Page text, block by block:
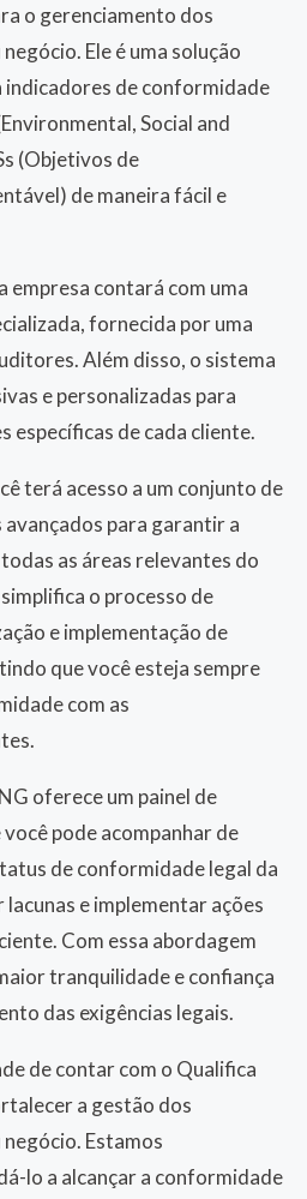
o gerenciamento dos
Ele é uma solução
de conformidade
Social and
(Objetivos de
de maneira fácil e
empresa contará com uma
fornecida por uma
Além disso, o sistema
e personalizadas para
específicas de cada cliente.
terá acesso a um conjunto de
para garantir a
as áreas relevantes do
o processo de
e implementação de
que você esteja sempre
com as
oferece um painel de
pode acompanhar de
de conformidade legal da
e implementar ações
Com essa abordagem
tranquilidade e confiança
das exigências legais.
de contar com o Qualifica
a gestão dos
Estamos
lo a alcançar a conformidade